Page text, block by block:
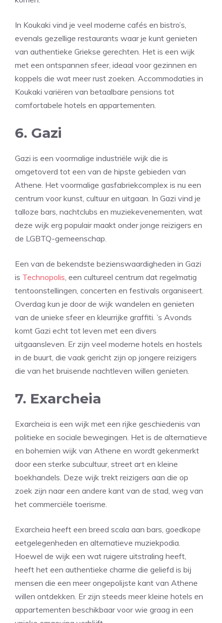
In Koukaki vind je veel moderne cafés en bistro’s,
evenals gezellige restaurants waar je kunt genieten
van authentieke Griekse gerechten. Het is een wijk
met een ontspannen sfeer, ideaal voor gezinnen en
koppels die wat meer rust zoeken. Accommodaties in
Koukaki variëren van betaalbare pensions tot
comfortabele hotels en appartementen.
6. Gazi
Gazi is een voormalige industriële wijk die is
omgetoverd tot een van de hipste gebieden van
Athene. Het voormalige gasfabriekcomplex is nu een
centrum voor kunst, cultuur en uitgaan. In Gazi vind je
talloze bars, nachtclubs en muziekevenementen, wat
deze wijk erg populair maakt onder jonge reizigers en
de LGBTQ-gemeenschap.
Een van de bekendste bezienswaardigheden in Gazi
is Technopolis, een cultureel centrum dat regelmatig
tentoonstellingen, concerten en festivals organiseert.
Overdag kun je door de wijk wandelen en genieten
van de unieke sfeer en kleurrijke graffiti. ’s Avonds
komt Gazi echt tot leven met een divers
uitgaansleven. Er zijn veel moderne hotels en hostels
in de buurt, die vaak gericht zijn op jongere reizigers
die van het bruisende nachtleven willen genieten.
7. Exarcheia
Exarcheia is een wijk met een rijke geschiedenis van
politieke en sociale bewegingen. Het is de alternatieve
en bohemien wijk van Athene en wordt gekenmerkt
door een sterke subcultuur, street art en kleine
boekhandels. Deze wijk trekt reizigers aan die op
zoek zijn naar een andere kant van de stad, weg van
het commerciële toerisme.
Exarcheia heeft een breed scala aan bars, goedkope
eetgelegenheden en alternatieve muziekpodia.
Hoewel de wijk een wat ruigere uitstraling heeft,
heeft het een authentieke charme die geliefd is bij
mensen die een meer ongepolijste kant van Athene
willen ontdekken. Er zijn steeds meer kleine hotels en
appartementen beschikbaar voor wie graag in een